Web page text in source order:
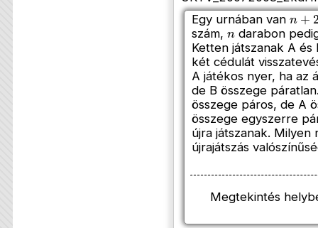
Egy urnában van n+2
szám, ndarabon
Ketten játszanak A
két cédulát
A játékos nyer, ha az
de B összege
összege páros, de A
összege egyszerre
újra játszanak.
újrajátszás
Megtekintés